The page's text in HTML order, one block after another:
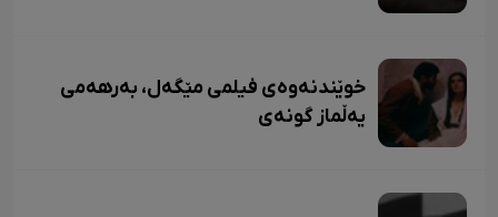
خوێندنەوەی فیلمی مێگەل، بەرهەمی
یەڵماز گونەی